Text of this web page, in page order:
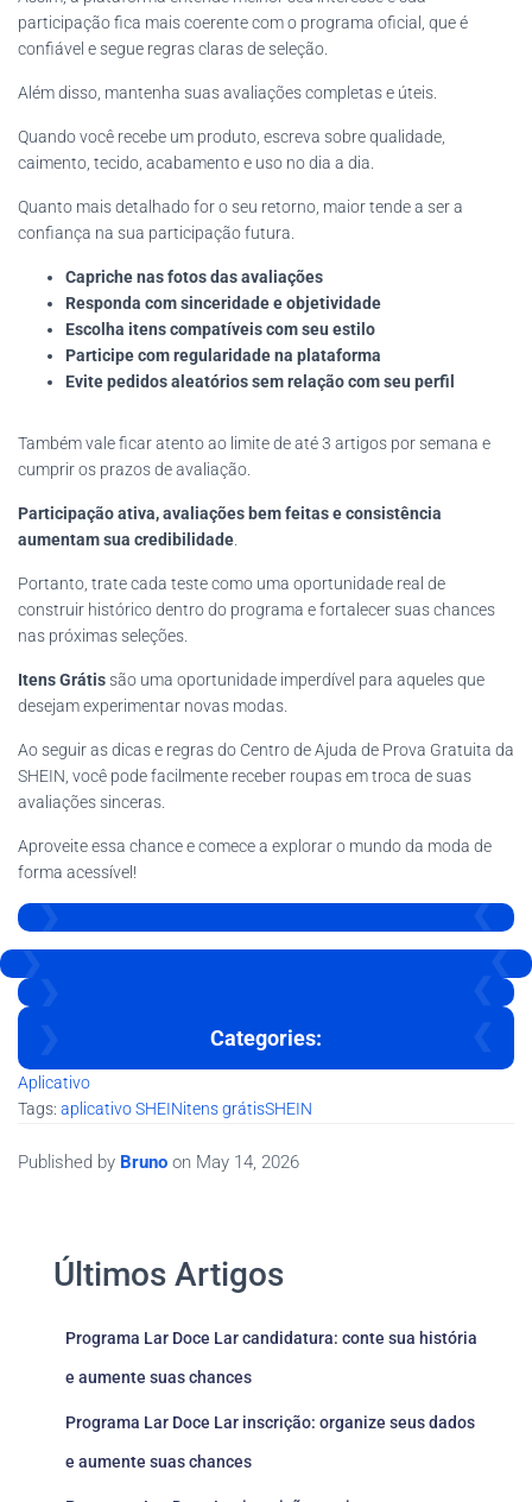
participação fica mais coerente com o programa oficial, que é
confiável e segue regras claras de seleção.
Além disso, mantenha suas avaliações completas e úteis.
Quando você recebe um produto, escreva sobre qualidade,
caimento, tecido, acabamento e uso no dia a dia.
Quanto mais detalhado for o seu retorno, maior tende a ser a
confiança na sua participação futura.
Capriche nas fotos das avaliações
Responda com sinceridade e objetividade
Escolha itens compatíveis com seu estilo
Participe com regularidade na plataforma
Evite pedidos aleatórios sem relação com seu perfil
Também vale ficar atento ao limite de até 3 artigos por semana e
cumprir os prazos de avaliação.
Participação ativa, avaliações bem feitas e consistência
aumentam sua credibilidade
Portanto, trate cada teste como uma oportunidade real de
construir histórico dentro do programa e fortalecer suas chances
nas próximas seleções.
Itens Grátissão uma oportunidade imperdível para aqueles que
desejam experimentar novas modas.
Ao seguir as dicas e regras do Centro de Ajuda de Prova Gratuita da
SHEIN, você pode facilmente receber roupas em troca de suas
avaliações sinceras.
Aproveite essa chance e comece a explorar o mundo da moda de
forma acessível!
Categories:
Aplicativo
Tags: aplicativo SHEINitens grátisSHEIN
Published by Bruno on May 14, 2026
Últimos Artigos
Programa Lar Doce Lar candidatura: conte sua história
e aumente suas chances
Programa Lar Doce Lar inscrição: organize seus dados
e aumente suas chances